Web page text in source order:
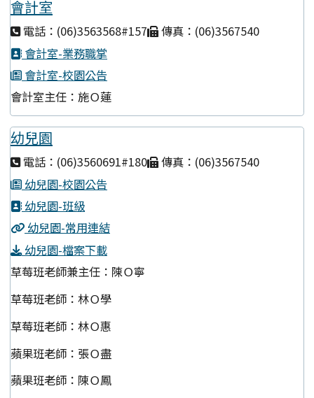
會計室
電話：(06)3563568#157
傳真：(06)3567540
會計室-業務職掌
會計室-校園公告
會計室主任：施Ｏ蓮
幼兒園
電話：(06)3560691#180
傳真：(06)3567540
幼兒園-校園公告
幼兒園-班級
幼兒園-常用連結
幼兒園-檔案下載
草莓班老師兼主任：陳Ｏ寧
草莓班老師：林Ｏ學
草莓班老師：林Ｏ惠
蘋果班老師：張Ｏ盡
蘋果班老師：陳Ｏ鳳